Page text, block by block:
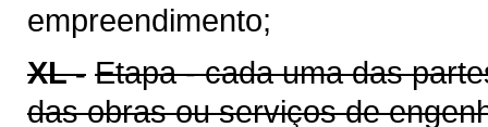
empreendimento;
XL - Etapa - cada uma das
das obras ou serviços de